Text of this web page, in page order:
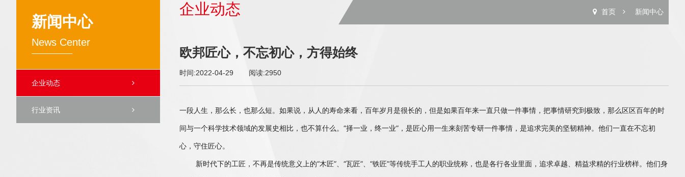
新闻中心
News Center
企业动态
行业资讯
企业动态 首页 新闻中心
欧邦匠心，不忘初心，方得始终
时间:2022-04-29 阅读:2950
一段人生，那么长，也那么短。如果说，从人的寿命来看，百年岁月是很长的，但是如果百年来一直只做一件事情，把事情研究到极致，那么区区百年的时
间与一个科学技术领域的发展史相比，也不算什么。“择一业，终一业”，是匠心用一生来刻苦专研一件事情，是追求完美的坚韧精神。他们一直在不忘初
心，守住匠心。
新时代下的工匠，不再是传统意义上的“木匠”、“瓦匠”、“铁匠”等传统手工人的职业统称，也是各行各业里面，追求卓越、精益求精的行业榜样。他们身